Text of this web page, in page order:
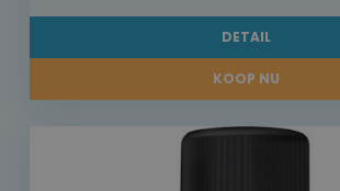
DETAIL
KOOP NU